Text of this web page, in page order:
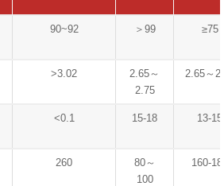
90~92 ＞99 ≥75
>3.02
2.65～
2.75
2.65～
<0.1 15-18 13-15
260
80～
100
160-